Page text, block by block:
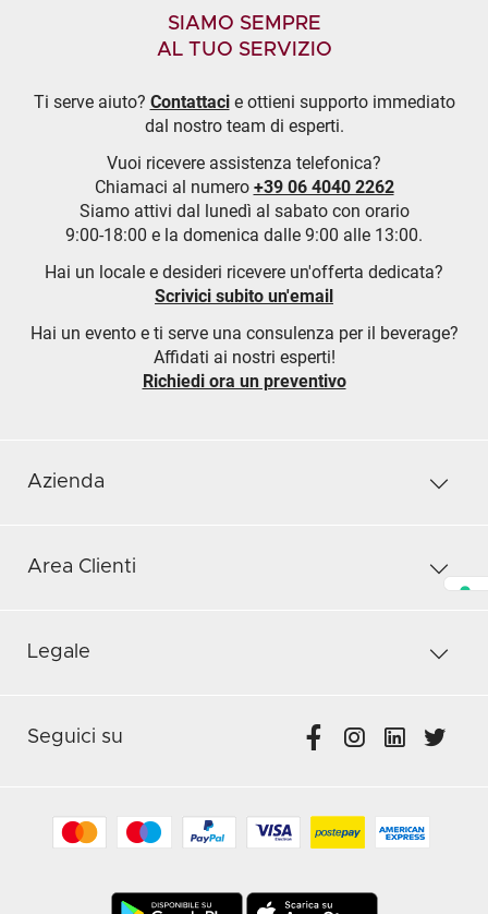
SIAMO SEMPRE
AL TUO SERVIZIO
Ti serve aiuto? Contattacie ottieni supporto immediato
dal nostro team di esperti.
Vuoi ricevere assistenza telefonica?
Chiamaci al numero +39 06 4040 2262
Siamo attivi dal lunedì al sabato con orario
9:00-18:00 e la domenica dalle 9:00 alle 13:00.
Hai un locale e desideri ricevere un'offerta dedicata?
Scrivici subito un'email
Hai un evento e ti serve una consulenza per il beverage?
Affidati ai nostri esperti!
Richiedi ora un preventivo
Azienda
Area Clienti
Legale
Seguici su